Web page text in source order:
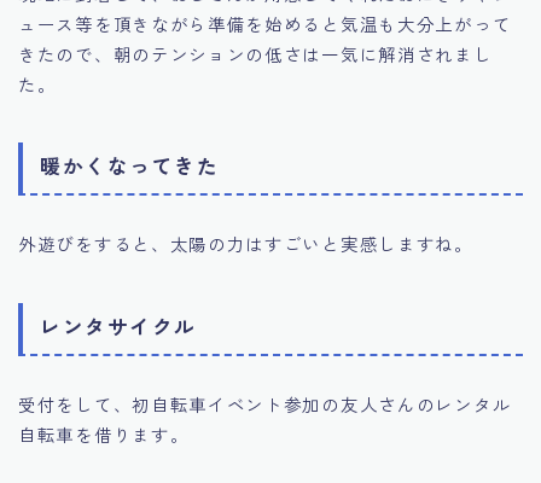
ュース等を頂きながら準備を始めると気温も大分上がって
きたので、朝のテンションの低さは一気に解消されまし
た。
暖かくなってきた
外遊びをすると、太陽の力はすごいと実感しますね。
レンタサイクル
受付をして、初自転車イベント参加の友人さんのレンタル
自転車を借ります。